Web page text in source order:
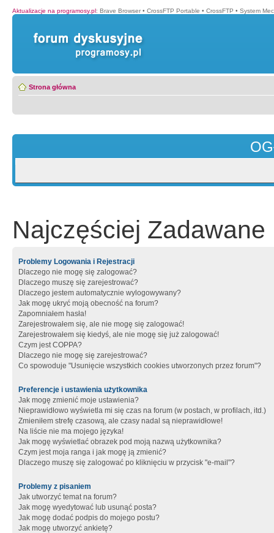
Aktualizacje na programosy.pl: Brave Browser • CrossFTP Portable • CrossFTP • System
Strona główna
Najczęściej Zadawane
Problemy Logowania i Rejestracji
Dlaczego nie mogę się zalogować?
Dlaczego muszę się zarejestrować?
Dlaczego jestem automatycznie wylogowywany?
Jak mogę ukryć moją obecność na forum?
Zapomniałem hasła!
Zarejestrowałem się, ale nie mogę się zalogować!
Zarejestrowałem się kiedyś, ale nie mogę się już zalogować!
Czym jest COPPA?
Dlaczego nie mogę się zarejestrować?
Co spowoduje "Usunięcie wszystkich cookies utworzonych przez forum"?
Preferencje i ustawienia użytkownika
Jak mogę zmienić moje ustawienia?
Nieprawidłowo wyświetla mi się czas na forum (w postach, w profilach, itd.)
Zmieniłem strefę czasową, ale czasy nadal są nieprawidłowe!
Na liście nie ma mojego języka!
Jak mogę wyświetlać obrazek pod moją nazwą użytkownika?
Czym jest moja ranga i jak mogę ją zmienić?
Dlaczego muszę się zalogować po kliknięciu w przycisk "e-mail"?
Problemy z pisaniem
Jak utworzyć temat na forum?
Jak mogę wyedytować lub usunąć posta?
Jak mogę dodać podpis do mojego postu?
Jak mogę utworzyć ankietę?